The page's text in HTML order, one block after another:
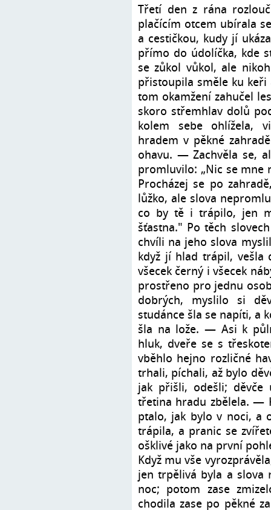
Třetí den z rána
plačícím otcem ubírala
a cestičkou, kudy jí
přímo do údolíčka, kde
se zůkol vůkol, ale
přistoupila směle ku
tom okamžení zahučel
skoro střemhlav dolů
kolem sebe ohlížela,
hradem v pěkné
ohavu. — Zachvěla se,
promluvilo: „Nic se mne
Procházej se po
lůžko, ale slova
co by tě i trápilo, jen
šťastna." Po těch
chvíli na jeho slova
když jí hlad trápil,
všecek černý i všecek
prostřeno pro jednu
dobrých, myslilo si
studánce šla se napíti, a
šla na lože. — Asi k
hluk, dveře se s
vběhlo hejno rozličné
trhali, píchali, až bylo
jak přišli, odešli; děvče
třetina hradu zbělela. —
ptalo, jak bylo v noci, a
trápila, a pranic se
ošklivé jako na první
Když mu vše
jen trpělivá byla a
noc; potom zase
chodila zase po pěkné